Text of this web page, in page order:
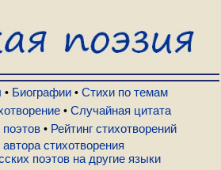
• Биографии• Стихи по темам
• Случайная цитата
поэтов• Рейтинг стихотворений
автора стихотворения
поэтов на другие языки